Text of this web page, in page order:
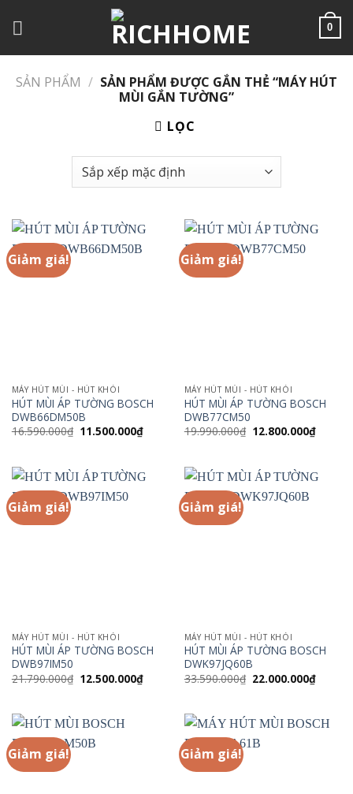
đến
0
SẢN PHẨM / SẢN PHẨM ĐƯỢC GẮN THẺ “MÁY HÚT
MÙI GẮN TƯỜNG”
LỌC
Giảm giá!
MÁY HÚT MÙI - HÚT KHÓI
HÚT MÙI ÁP TƯỜNG BOSCH
DWB66DM50B
16.590.000₫ Giá
gốc
11.500.000₫Giá
hiện
11.500.000₫.
Giảm giá!
MÁY HÚT MÙI - HÚT KHÓI
HÚT MÙI ÁP TƯỜNG BOSCH
DWB77CM50
19.990.000₫ Giá
gốc
12.800.000₫Giá
hiện
Giảm giá!
MÁY HÚT MÙI - HÚT KHÓI
HÚT MÙI ÁP TƯỜNG BOSCH
DWB97IM50
21.790.000₫ Giá
gốc
12.500.000₫Giá
hiện
12.500.000₫.
Giảm giá!
MÁY HÚT MÙI - HÚT KHÓI
HÚT MÙI ÁP TƯỜNG BOSCH
DWK97JQ60B
33.590.000₫ Giá
gốc
22.000.000₫Giá
hiện
Giảm giá! Giảm giá!